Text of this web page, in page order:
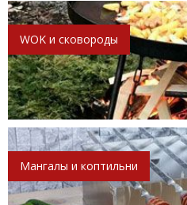
WOK и сковороды
Мангалы и коптильни